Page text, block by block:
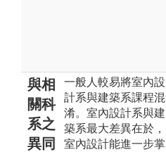
與相
關科
系之
異同
一般人較易將室內設
計系與建築系課程混
淆。室內設計系與建
築系最大差異在於，
室內設計能進一步掌